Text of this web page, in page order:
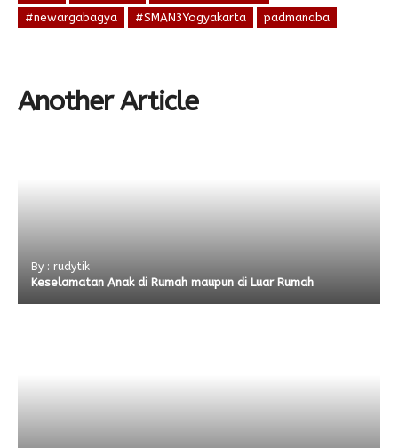
#newargabagya
#SMAN3Yogyakarta padmanaba
Another Article
By : rudytik
Keselamatan Anak di Rumah maupun di Luar Rumah